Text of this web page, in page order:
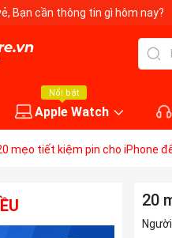
, Bạn cần thông tin gì hôm nay?
Nổi bật
Apple Watch
mẹo tiết kiệm pin cho iPhone
20